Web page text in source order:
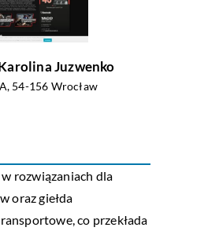
Juzwenko
54-156 Wrocław
rozwiązaniach dla
oraz giełda
co przekłada